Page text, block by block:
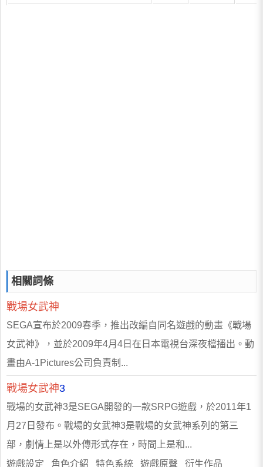
相關詞條
戰場女武神
SEGA宣布於2009春季，推出改編自同名遊戲的動畫《戰場
女武神》，並於2009年4月4日在日本電視台深夜檔播出。動
畫由A-1Pictures公司負責制...
戰場女武神3
戰場的女武神3是SEGA開發的一款SRPG遊戲，於2011年1
月27日發布。戰場的女武神3是戰場的女武神系列的第三
部，劇情上是以外傳形式存在，時間上是和...
遊戲設定 角色介紹 特色系統 遊戲原聲 衍生作品